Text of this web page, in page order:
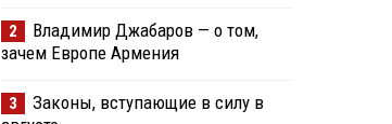
2
Владимир Джабаров — о том,
зачем Европе Армения
3
Законы, вступающие в силу в